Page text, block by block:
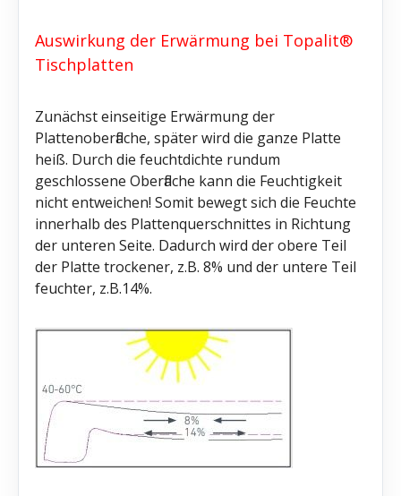
Auswirkung der Erwärmung bei Topalit®
Tischplatten
Zunächst einseitige Erwärmung der
Plattenoberfläche, später wird die ganze Platte
heiß. Durch die feuchtdichte rundum
geschlossene Oberfläche kann die Feuchtigkeit
nicht entweichen! Somit bewegt sich die Feuchte
innerhalb des Plattenquerschnittes in Richtung
der unteren Seite. Dadurch wird der obere Teil
der Platte trockener, z.B. 8% und der untere Teil
feuchter, z.B.14%.